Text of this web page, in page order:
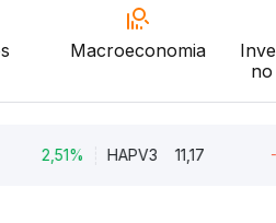
Macroeconomia
HAPV3 11,17